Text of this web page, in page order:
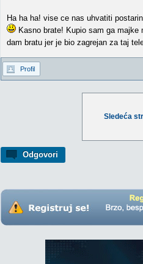
Sledeća
Odgovori
Ha ha ha! vise ce nas uhvatiti
Kasno brate! Kupio sam ga
dam bratu jer je bio zagrejan za taj
Profil